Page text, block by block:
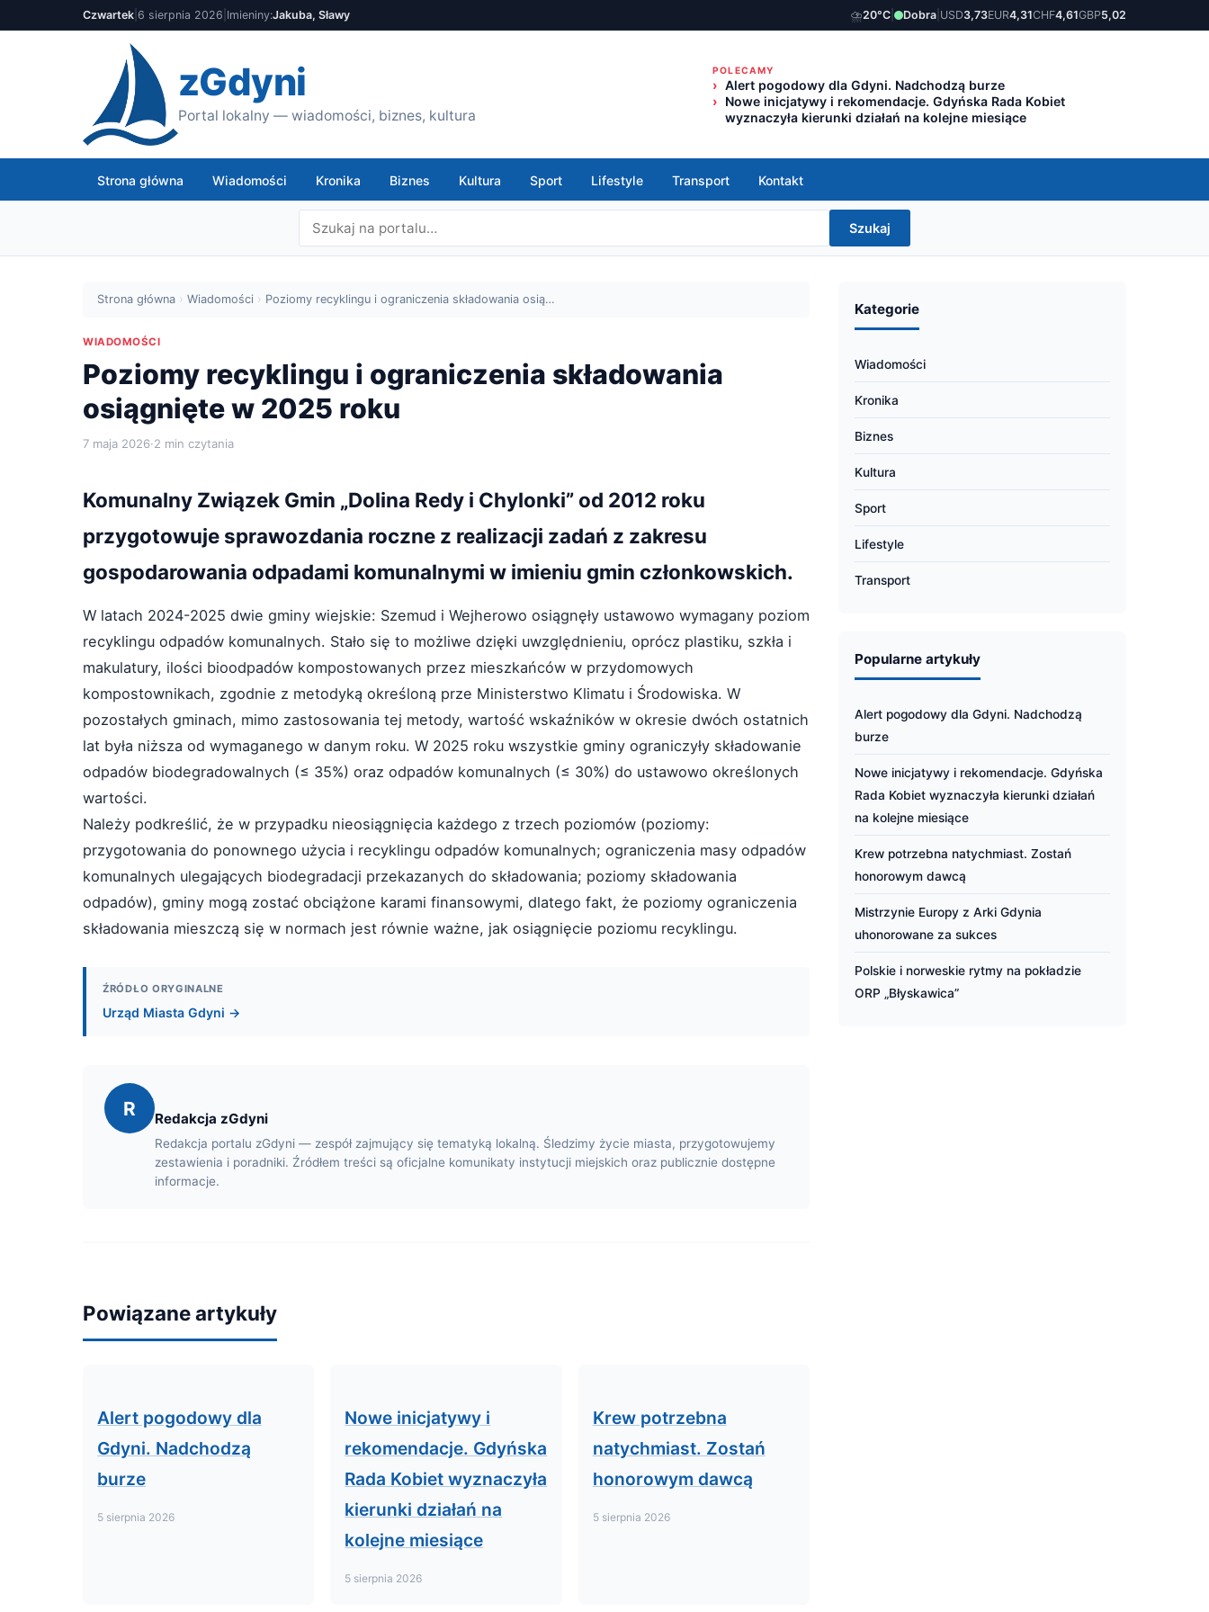
Czwartek 6 sierpnia 2026 Imieniny:Jakuba, Sławy ⛈️20°C Dobra USD3,73EUR4,31CHF4,61GBP5,02
zGdyni
Portal lokalny — wiadomości, biznes, kultura
POLECAMY
Alert pogodowy dla Gdyni. Nadchodzą burze
Nowe inicjatywy i rekomendacje. Gdyńska Rada Kobiet
wyznaczyła kierunki działań na kolejne miesiące
Strona główna Wiadomości Kronika Biznes Kultura Sport Lifestyle Transport Kontakt
Szukaj
Strona główna › Wiadomości › Poziomy recyklingu i ograniczenia składowania osią…
WIADOMOŚCI
Poziomy recyklingu i ograniczenia składowania
osiągnięte w 2025 roku
7 maja 2026·2 min czytania
Komunalny Związek Gmin „Dolina Redy i Chylonki” od 2012 roku
przygotowuje sprawozdania roczne z realizacji zadań z zakresu
gospodarowania odpadami komunalnymi w imieniu gmin członkowskich.
W latach 2024-2025 dwie gminy wiejskie: Szemud i Wejherowo osiągnęły ustawowo wymagany poziom
recyklingu odpadów komunalnych. Stało się to możliwe dzięki uwzględnieniu, oprócz plastiku, szkła i
makulatury, ilości bioodpadów kompostowanych przez mieszkańców w przydomowych
kompostownikach, zgodnie z metodyką określoną prze Ministerstwo Klimatu i Środowiska. W
pozostałych gminach, mimo zastosowania tej metody, wartość wskaźników w okresie dwóch ostatnich
lat była niższa od wymaganego w danym roku. W 2025 roku wszystkie gminy ograniczyły składowanie
odpadów biodegradowalnych (≤ 35%) oraz odpadów komunalnych (≤ 30%) do ustawowo określonych
wartości.
Należy podkreślić, że w przypadku nieosiągnięcia każdego z trzech poziomów (poziomy:
przygotowania do ponownego użycia i recyklingu odpadów komunalnych; ograniczenia masy odpadów
komunalnych ulegających biodegradacji przekazanych do składowania; poziomy składowania
odpadów), gminy mogą zostać obciążone karami finansowymi, dlatego fakt, że poziomy ograniczenia
składowania mieszczą się w normach jest równie ważne, jak osiągnięcie poziomu recyklingu.
ŹRÓDŁO ORYGINALNE
Urząd Miasta Gdyni →
R Redakcja zGdyni
Redakcja portalu zGdyni — zespół zajmujący się tematyką lokalną. Śledzimy życie miasta, przygotowujemy
zestawienia i poradniki. Źródłem treści są oficjalne komunikaty instytucji miejskich oraz publicznie dostępne
informacje.
Powiązane artykuły
Alert pogodowy dla
Gdyni. Nadchodzą
burze
5 sierpnia 2026
Nowe inicjatywy i
rekomendacje. Gdyńska
Rada Kobiet wyznaczyła
kierunki działań na
kolejne miesiące
5 sierpnia 2026
Krew potrzebna
natychmiast. Zostań
honorowym dawcą
5 sierpnia 2026
Kategorie
Wiadomości
Kronika
Biznes
Kultura
Sport
Lifestyle
Transport
Popularne artykuły
Alert pogodowy dla Gdyni. Nadchodzą
burze
Nowe inicjatywy i rekomendacje. Gdyńska
Rada Kobiet wyznaczyła kierunki działań
na kolejne miesiące
Krew potrzebna natychmiast. Zostań
honorowym dawcą
Mistrzynie Europy z Arki Gdynia
uhonorowane za sukces
Polskie i norweskie rytmy na pokładzie
ORP „Błyskawica”